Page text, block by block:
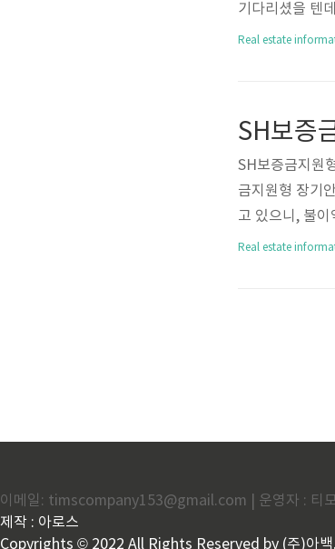
기다리셨을 텐
10년간 지원가
장기안심주택
Real estate
SH보증금지원
금지원형 장기
고 있으니, 불
법과 필요서류"
제외) 상가주
분의 계약에
Real estate
이메일: timscompany153@gmail.com | 운영자 : 티
제작 : 아로스
Copyrights © 2022 All Rights Reserved by (주)아백.